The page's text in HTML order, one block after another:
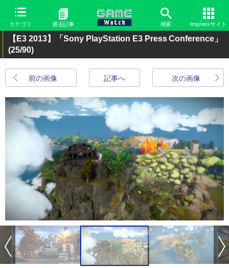
カテゴリ 過去記事 検索 Impressサイト
【E3 2013】「Sony PlayStation E3 Press Conference」
(25/90)
前の画像 次の画像
記事へ